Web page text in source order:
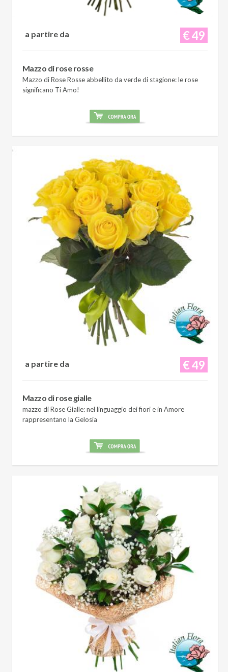
€ 49
a partire da
Mazzo di rose rosse
Mazzo di Rose Rosse abbellito da verde di stagione: le rose
significano Ti Amo!
€ 49
a partire da
Mazzo di rose gialle
mazzo di Rose Gialle: nel linguaggio dei fiori e in Amore
rappresentano la Gelosia